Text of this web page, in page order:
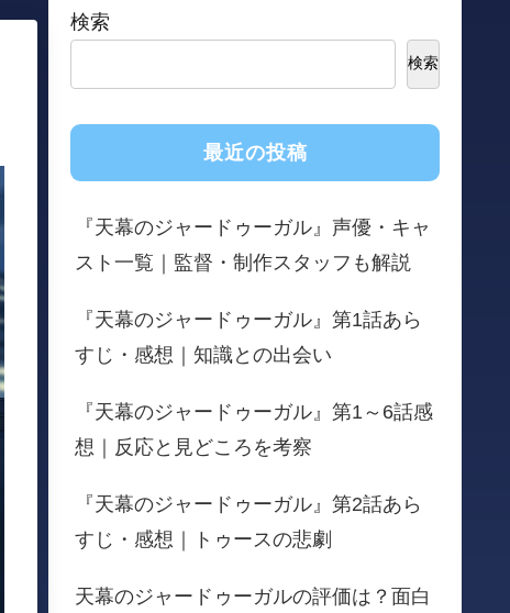
検索
検索
最近の投稿
『天幕のジャードゥーガル』声優・キャ
スト一覧｜監督・制作スタッフも解説
『天幕のジャードゥーガル』第1話あら
すじ・感想｜知識との出会い
『天幕のジャードゥーガル』第1～6話感
想｜反応と見どころを考察
『天幕のジャードゥーガル』第2話あら
すじ・感想｜トゥースの悲劇
天幕のジャードゥーガルの評価は？面白